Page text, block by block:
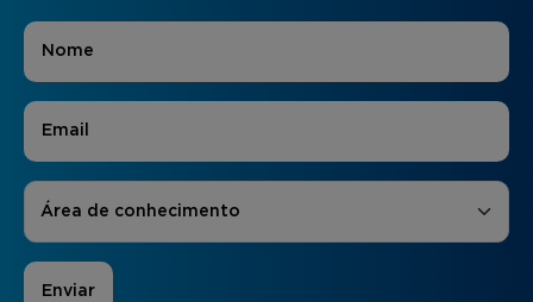
Nome
E-mail
Áreas de Interesse
Área de conhecimento